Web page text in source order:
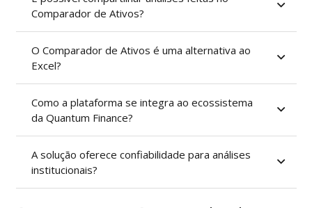
Comparador de Ativos?
O Comparador de Ativos é uma alternativa ao
Excel?
Como a plataforma se integra ao ecossistema
da Quantum Finance?
A solução oferece confiabilidade para análises
institucionais?